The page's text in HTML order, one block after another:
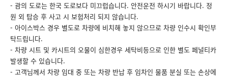
- 괌의 도로는 한국 도로보다 미끄럽습니다. 안전운전 하시기 바랍니다. 정
원 외 탑승 후 사고 시 보험처리 되지 않습니다.
- 아이스박스 경우 별도로 차량에 비치해 놓지 않으므로 차량 인수시 확인부
탁드립니다.
- 차량 시트 및 카시트의 오물이 심한경우 세탁비등으로 인한 별도 페널티카
발생할 수 있습니다.
- 고객님께서 차량 임대 중 또는 차량 반납 후 임차인 물품 분실 또는 손상에